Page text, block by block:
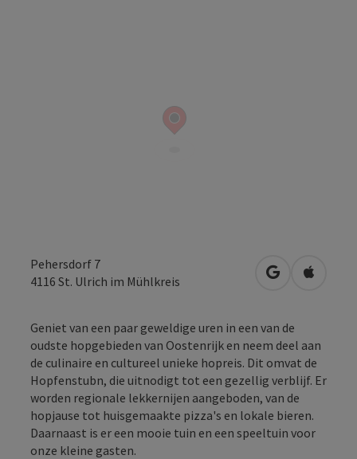
Pehersdorf 7
4116 St. Ulrich im Mühlkreis Openen in
Geniet van een paar geweldige uren in een van de
oudste hopgebieden van Oostenrijk en neem deel aan
de culinaire en cultureel unieke hopreis. Dit omvat de
Hopfenstubn, die uitnodigt tot een gezellig verblijf. Er
worden regionale lekkernijen aangeboden, van de
hopjause tot huisgemaakte pizza's en lokale bieren.
Daarnaast is er een mooie tuin en een speeltuin voor
onze kleine gasten.